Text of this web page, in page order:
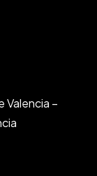
Valencia –